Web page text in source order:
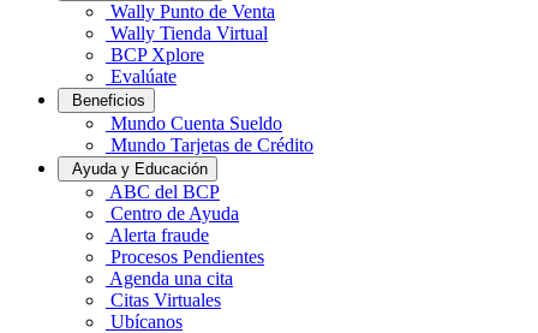
Wally Punto de Venta
Wally Tienda Virtual
BCP Xplore
Evalúate
Beneficios
Mundo Cuenta Sueldo
Mundo Tarjetas de Crédito
Ayuda y Educación
ABC del BCP
Centro de Ayuda
Alerta fraude
Procesos Pendientes
Agenda una cita
Citas Virtuales
Ubícanos